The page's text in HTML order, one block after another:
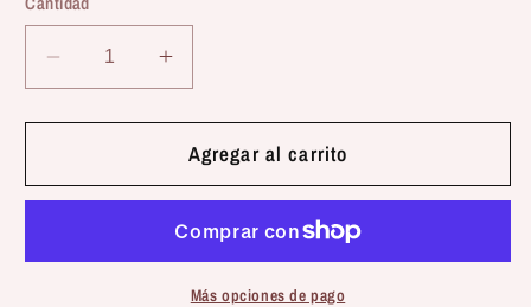
Reducir
cantidad
para
|
(30g)
Aumentar
cantidad
para
Naturextra
|
liofilizado
(30g)
Agregar al carrito
Más opciones de pago